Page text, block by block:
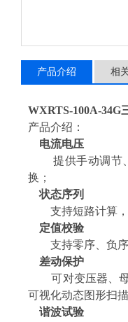
产品介绍 相
WXRTS-100A-34G
产品介绍：
电流电压
提供手动调节、
换；
状态序列
支持短路计算，
定值校验
支持零序、负序
差动保护
可对变压器、母
可视化动态图形扫
谐波试验